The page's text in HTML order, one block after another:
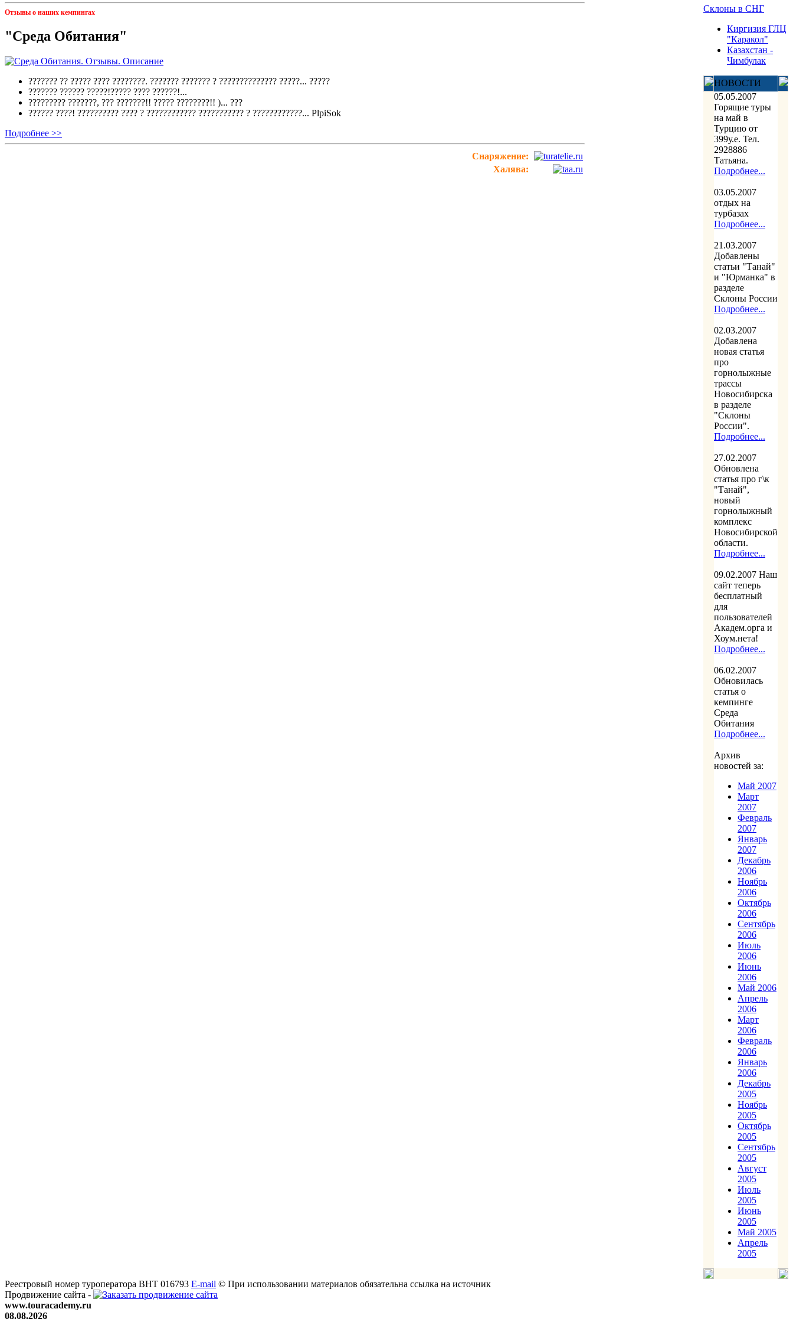
Отзывы о наших кемпингах
"Среда Обитания"
??????? ?? ????? ???? ????????. ??????? ??????? ? ?????????????? ?????... ?????
??????? ?????? ?????!????? ???? ??????!...
????????? ???????, ??? ???????!! ????? ????????!! )... ???
?????? ????! ?????????? ???? ? ???????????? ??????????? ? ????????????... PlpiSok
Подробнее >>
Снаряжение:
Халява:
Склоны в СНГ
Киргизия ГЛЦ
"Каракол"
Казахстан -
Чимбулак
НОВОСТИ
05.05.2007
Горящие туры
на май в
Турцию от
399у.е. Тел.
2928886
Татьяна.
Подробнее...
03.05.2007
отдых на
турбазах
Подробнее...
21.03.2007
Добавлены
статьи "Танай"
и "Юрманка" в
разделе
Склоны России
Подробнее...
02.03.2007
Добавлена
новая статья
про
горнолыжные
трассы
Новосибирска
в разделе
"Склоны
России".
Подробнее...
27.02.2007
Обновлена
статья про г\к
"Танай",
новый
горнолыжный
комплекс
Новосибирской
области.
Подробнее...
09.02.2007 Наш
сайт теперь
бесплатный
для
пользователей
Академ.орга и
Хоум.нета!
Подробнее...
06.02.2007
Обновилась
статья о
кемпинге
Среда
Обитания
Подробнее...
Архив
новостей за:
Май 2007
Март
2007
Февраль
2007
Январь
2007
Декабрь
2006
Ноябрь
2006
Октябрь
2006
Сентябрь
2006
Июль
2006
Июнь
2006
Май 2006
Апрель
2006
Март
2006
Февраль
2006
Январь
2006
Декабрь
2005
Ноябрь
2005
Октябрь
2005
Сентябрь
2005
Август
2005
Июль
2005
Июнь
2005
Май 2005
Апрель
2005
Реестровый номер туроператора ВНТ 016793 E-mail © При использовании материалов обязательна ссылка на источник
Продвижение сайта -
www.touracademy.ru
08.08.2026